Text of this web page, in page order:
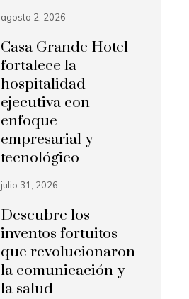
agosto 2, 2026
Casa Grande Hotel
fortalece la
hospitalidad
ejecutiva con
enfoque
empresarial y
tecnológico
julio 31, 2026
Descubre los
inventos fortuitos
que revolucionaron
la comunicación y
la salud